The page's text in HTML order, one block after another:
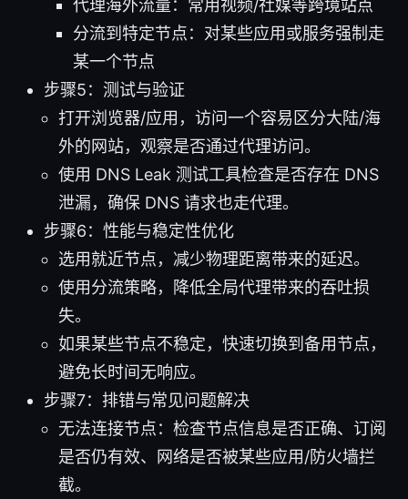
代理海外流量：常用视频/社媒等跨境站点
分流到特定节点：对某些应用或服务强制走
某一个节点
步骤5：测试与验证
打开浏览器/应用，访问一个容易区分大陆/海
外的网站，观察是否通过代理访问。
使用 DNS Leak 测试工具检查是否存在 DNS
泄漏，确保 DNS 请求也走代理。
步骤6：性能与稳定性优化
选用就近节点，减少物理距离带来的延迟。
使用分流策略，降低全局代理带来的吞吐损
失。
如果某些节点不稳定，快速切换到备用节点，
避免长时间无响应。
步骤7：排错与常见问题解决
无法连接节点：检查节点信息是否正确、订阅
是否仍有效、网络是否被某些应用/防火墙拦
截。